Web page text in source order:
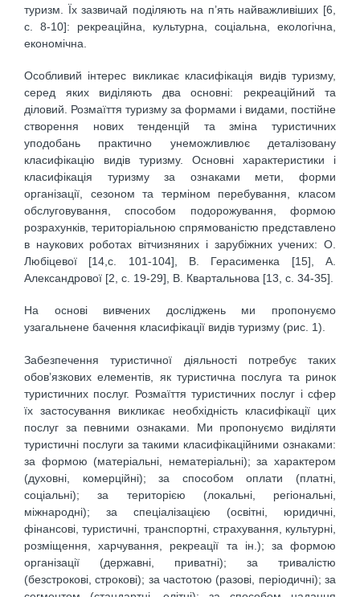
туризм. Їх зазвичай поділяють на п’ять найважливіших [6,
с. 8-10]: рекреаційна, культурна, соціальна, екологічна,
економічна.
Особливий інтерес викликає класифікація видів туризму,
серед яких виділяють два основні: рекреаційний та
діловий. Розмаїття туризму за формами і видами, постійне
створення нових тенденцій та зміна туристичних
уподобань практично унеможливлює деталізовану
класифікацію видів туризму. Основні характеристики і
класифікація туризму за ознаками мети, форми
організації, сезоном та терміном перебування, класом
обслуговування, способом подорожування, формою
розрахунків, територіальною спрямованістю представлено
в наукових роботах вітчизняних і зарубіжних учених: О.
Любіцевої [14,с. 101-104], В. Герасименка [15], А.
Александрової [2, с. 19-29], В. Квартальнова [13, с. 34-35].
На основі вивчених досліджень ми пропонуємо
узагальнене бачення класифікації видів туризму (рис. 1).
Забезпечення туристичної діяльності потребує таких
обов’язкових елементів, як туристична послуга та ринок
туристичних послуг. Розмаїття туристичних послуг і сфер
їх застосування викликає необхідність класифікації цих
послуг за певними ознаками. Ми пропонуємо виділяти
туристичні послуги за такими класифікаційними ознаками:
за формою (матеріальні, нематеріальні); за характером
(духовні, комерційні); за способом оплати (платні,
соціальні); за територією (локальні, регіональні,
міжнародні); за спеціалізацією (освітні, юридичні,
фінансові, туристичні, транспортні, страхування, культурні,
розміщення, харчування, рекреації та ін.); за формою
організації (державні, приватні); за тривалістю
(безстрокові, строкові); за частотою (разові, періодичні); за